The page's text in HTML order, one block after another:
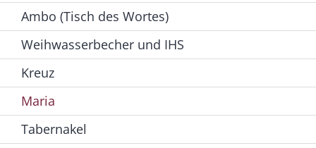
Ambo (Tisch des Wortes)
Weihwasserbecher und IHS
Kreuz
Maria
Tabernakel